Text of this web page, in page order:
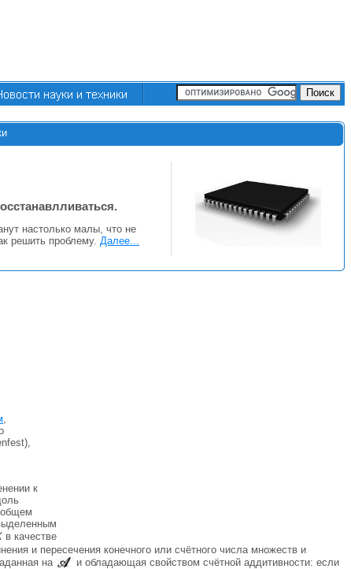
настолько малы, что не
решить проблему. Далее...
к
общем
в качестве
и пересечения конечного или счётного числа множеств и
на
и обладающая свойством счётной аддитивности: если